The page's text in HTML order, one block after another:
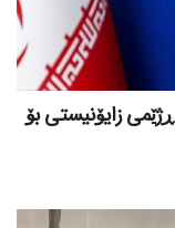
زایۆنیستی بۆ